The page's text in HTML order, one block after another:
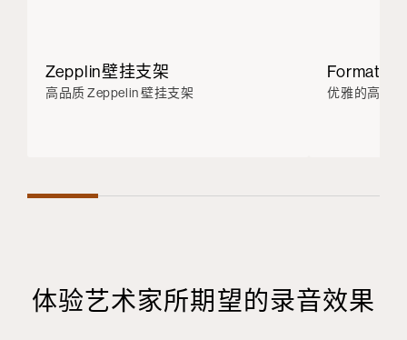
Zepplin壁挂支架
高品质 Zeppelin 壁挂支架 优雅的高解
体验艺术家所期望的录音效果